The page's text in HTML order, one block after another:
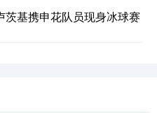
基携申花队员现身冰球赛